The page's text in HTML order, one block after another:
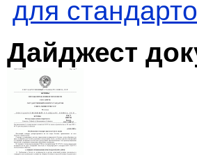
для
Дайджест